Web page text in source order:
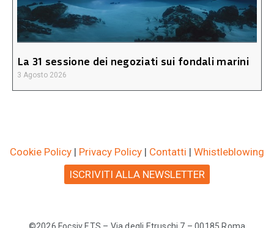
La 31 sessione dei negoziati sui fondali marini
3 Agosto 2026
Cookie Policy | Privacy Policy | Contatti | Whistleblowing
ISCRIVITI ALLA NEWSLETTER
©2026 Focsiv ETS – Via degli Etruschi 7 – 00185 Roma